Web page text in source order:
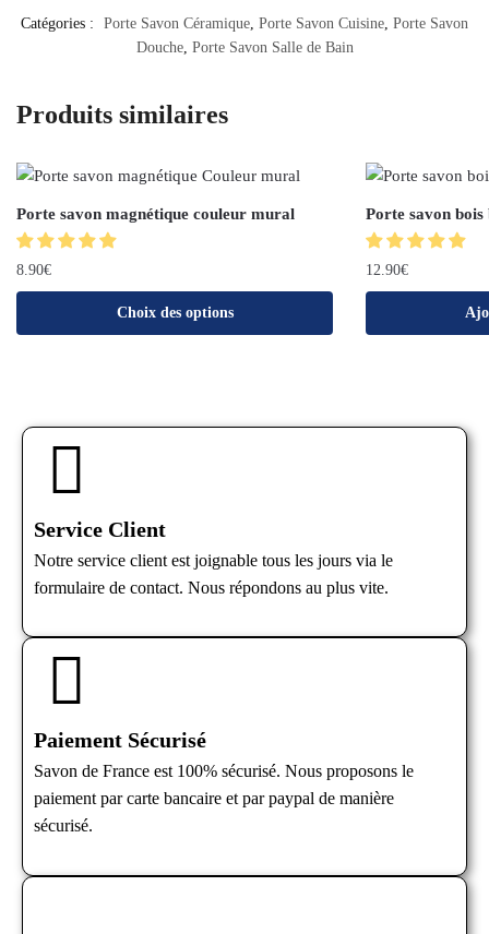
Catégories : Porte Savon Céramique Porte Savon Cuisine Porte Savon
Douche, Porte Savon Salle de Bain
Produits similaires
Porte savon magnétique couleur mural
8.90€
Choix des options
Porte savon
12.90€
Service Client
Notre service client est joignable tous les jours via le
formulaire de contact. Nous répondons au plus vite.
Paiement Sécurisé
Savon de France est 100% sécurisé. Nous proposons le
paiement par carte bancaire et par paypal de manière
sécurisé.